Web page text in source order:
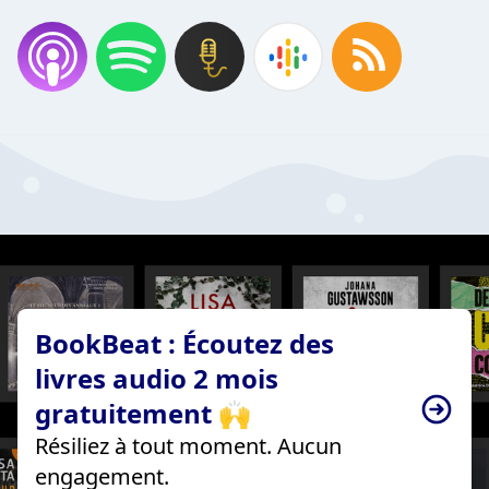
BookBeat : Écoutez des
livres audio 2 mois
gratuitement 🙌
Résiliez à tout moment. Aucun
engagement.